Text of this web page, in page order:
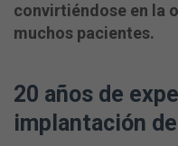
convirtiéndose en la
muchos pacientes.
20 años de
implantación